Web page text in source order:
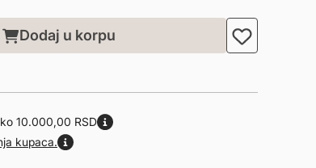
Dodaj u korpu
10.000,00 RSD
kupaca.